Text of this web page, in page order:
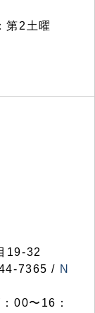
第2土曜
19-32
7365 / N
00〜16：